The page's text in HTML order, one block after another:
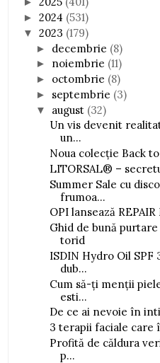
►2024 (531)
▼2023 (179)
► decembrie (8)
► noiembrie (11)
► octombrie (8)
► septembrie (3)
▼ august (32)
Un vis devenit
un...
Noua colecție Back
LITORSAL® –
Summer Sale cu
frumoa...
OPI lansează REPAIR
Ghid de bună
torid
ISDIN Hydro Oil
dub...
Cum să-ți menții
esti...
De ce ai nevoie în
3 terapii faciale care
Profită de căldura
p...